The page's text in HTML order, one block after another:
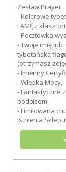
Zestaw Prayer:
- Kolorowe
LAMĘ z
- Pocztówka
- Twoje imię
tybetańską
(otrzymasz
- Imienny
- Wlepka Mocy,
- Fantastyczne
podpisem,
- Limitowana
istnienia Sklepu.